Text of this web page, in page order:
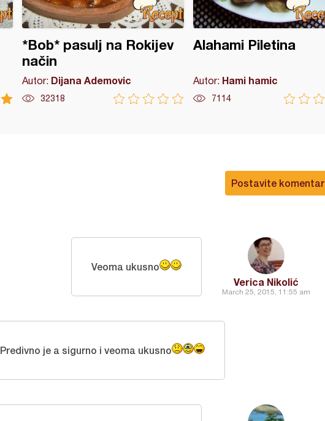
*Bob* pasulj na Rokijev
način
Autor: Dijana Ademovic
32318
Alahami Piletina
Autor: Hami hamic
7114
Postavite komentar
Verica Nikolić
March 25, 2015, 11:55 am
Veoma ukusno
Predivno je a sigurno i veoma ukusno